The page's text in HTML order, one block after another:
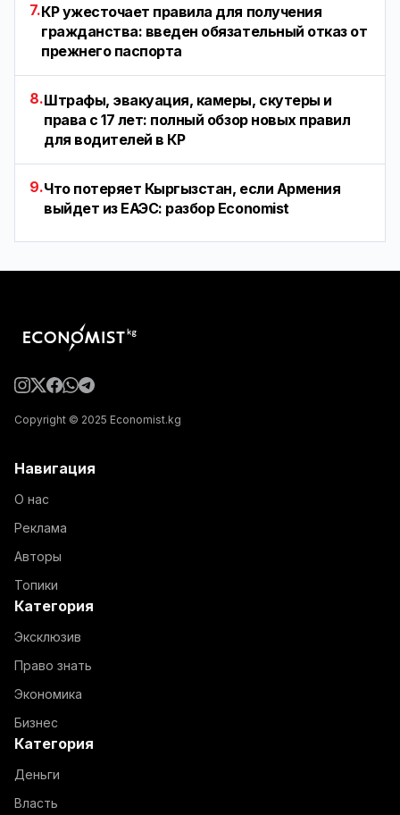
7.КР ужесточает правила для получения
гражданства: введен обязательный отказ от
прежнего паспорта
8.Штрафы, эвакуация, камеры, скутеры и
права с 17 лет: полный обзор новых правил
для водителей в КР
9.Что потеряет Кыргызстан, если Армения
выйдет из ЕАЭС: разбор Economist
Copyright © 2025 Economist.kg
Навигация
О нас
Реклама
Авторы
Топики
Категория
Эксклюзив
Право знать
Экономика
Бизнес
Категория
Деньги
Власть